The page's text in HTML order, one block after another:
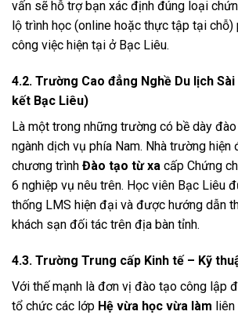
vấn sẽ hỗ trợ bạn xác định đúng loại
lộ trình học (online hoặc thực tập tại chỗ)
công việc hiện tại ở Bạc Liêu.
4.2. Trường Cao đẳng Nghề Du lịch
kết Bạc Liêu)
Là một trong những trường có bề dày
ngành dịch vụ phía Nam. Nhà trường hiện
chương trình Đào tạo từ xa cấp Chứng
6 nghiệp vụ nêu trên. Học viên Bạc Liêu
thống LMS hiện đại và được hướng dẫn
khách sạn đối tác trên địa bàn tỉnh.
4.3. Trường Trung cấp Kinh tế – Kỹ
Với thế mạnh là đơn vị đào tạo công lập
tổ chức các lớp Hệ vừa học vừa làm liên